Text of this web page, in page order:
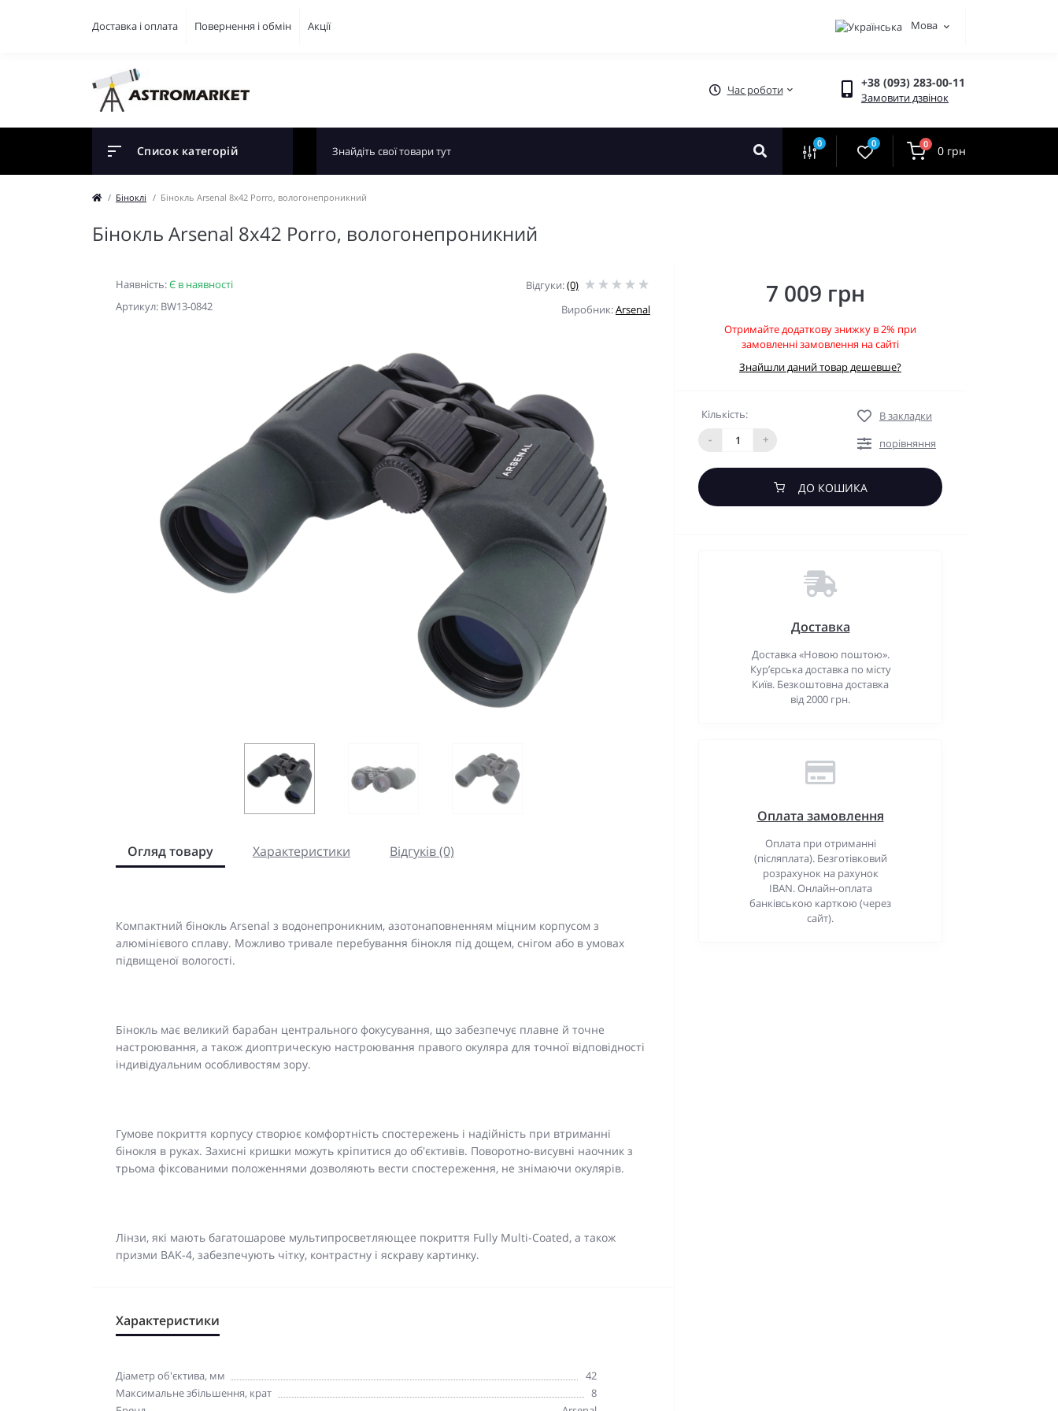
Доставка і оплата Повернення і обмін Акції Мова
Час роботи +38 (093) 283-00-11
Замовити дзвінок
Список категорій 0 0 0 0 грн
Біноклі Бінокль Arsenal 8x42 Porro, вологонепроникний
Бінокль Arsenal 8x42 Porro, вологонепроникний
Наявність:Є в наявності
Артикул: BW13-0842
Відгуки:(0)
Виробник:Arsenal
Огляд товару Характеристики Відгуків (0)
Компактний бінокль Arsenal з водонепроникним, азотонаповненням міцним корпусом з
алюмінієвого сплаву. Можливо тривале перебування бінокля під дощем, снігом або в умовах
підвищеної вологості.
Бінокль має великий барабан центрального фокусування, що забезпечує плавне й точне
настроювання, а також диоптрическую настроювання правого окуляра для точної відповідності
індивідуальним особливостям зору.
Гумове покриття корпусу створює комфортність спостережень і надійність при втриманні
бінокля в руках. Захисні кришки можуть кріпитися до об'єктивів. Поворотно-висувні наочник з
трьома фіксованими положеннями дозволяють вести спостереження, не знімаючи окулярів.
Лінзи, які мають багатошарове мультипросветляющее покриття Fully Multi-Coated, а також
призми BAK-4, забезпечують чітку, контрастну і яскраву картинку.
Характеристики
Діаметр об'єктива, мм
42
Максимальне збільшення, крат
8
7 009 грн
Отримайте додаткову знижку в 2% при
замовленні замовлення на сайті
Знайшли даний товар дешевше?
Кількість:
-
+
В закладки
порівняння
ДО КОШИКА
Доставка
Доставка «Новою поштою».
Кур’єрська доставка по місту
Київ. Безкоштовна доставка
від 2000 грн.
Оплата замовлення
Оплата при отриманні
(післяплата). Безготівковий
розрахунок на рахунок
IBAN. Онлайн-оплата
банківською карткою (через
сайт).